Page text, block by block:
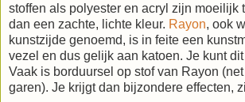
stoffen als polyester en acryl zijn moeilijk
dan een zachte, lichte kleur. Rayon, ook
kunstzijde genoemd, is in feite een
vezel en dus gelijk aan katoen. Je kunt
Vaak is borduursel op stof van Rayon
garen). Je krijgt dan bijzondere effecten,